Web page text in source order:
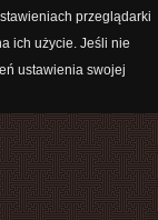
przeglądarki
ich użycie. Jeśli nie
ustawienia swojej